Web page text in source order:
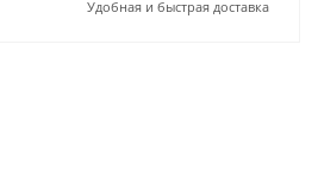
Удобная и быстрая доставка